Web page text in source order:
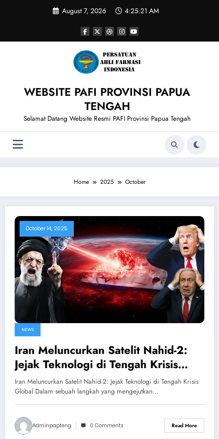
August 7, 2026 4:25:22 AM
WEBSITE PAFI PROVINSI PAPUA
TENGAH
Selamat Datang Website Resmi PAFI Provinsi Papua Tengah
Home 2025 October
October 14, 2025
NEWS
Iran Meluncurkan Satelit Nahid-2:
Jejak Teknologi di Tengah Krisis
Global
Iran Meluncurkan Satelit Nahid-2: Jejak Teknologi di Tengah Krisis
Global Dalam sebuah langkah yang mengejutkan…
Adminpapteng 0 Comments Read More